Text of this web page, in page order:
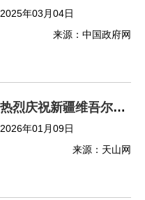
2025年03月04日
来源：中国政府网
热烈庆祝新疆维吾尔自治区成立70周年
2026年01月09日
来源：天山网